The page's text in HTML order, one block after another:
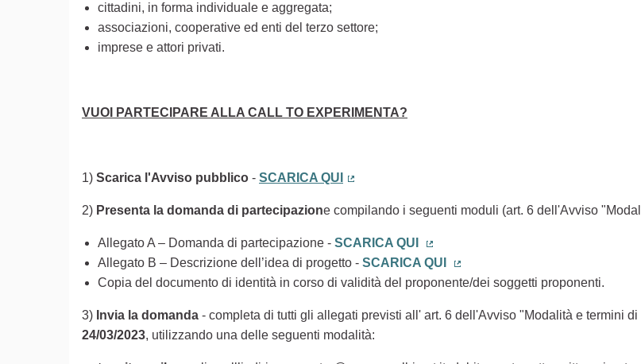
cittadini, in forma individuale e aggregata;
associazioni, cooperative ed enti del terzo settore;
imprese e attori privati.
VUOI PARTECIPARE ALLA CALL TO EXPERIMENTA?
1) Scarica l'Avviso pubblico - SCARICA QUI
2) Presenta la domanda di partecipazione compilando i seguenti moduli (art. 6 dell'Avviso
Allegato A – Domanda di partecipazione - SCARICA QUI
(Collegamento esterno)
Allegato B – Descrizione dell’idea di progetto - SCARICA QUI
(Collegamento esterno)
Copia del documento di identità in corso di validità del proponente/dei soggetti proponenti.
3) Invia la domanda - completa di tutti gli allegati previsti all' art. 6 dell'Avviso "Modalità e termini
24/03/2023, utilizzando una delle seguenti modalità: